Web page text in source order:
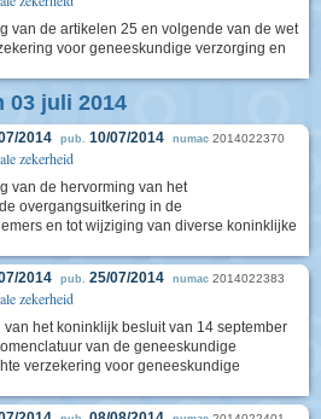
van de artikelen 25 en volgende van de wet
voor geneeskundige verzorging en
03 juli 2014
2014 pub. 10/07/2014 numac 2014022370
zekerheid
van de hervorming van het
overgangsuitkering in de
en tot wijziging van diverse koninklijke
2014 pub. 25/07/2014 numac 2014022383
zekerheid
het koninklijk besluit van 14 september
van de geneeskundige
verzekering voor geneeskundige